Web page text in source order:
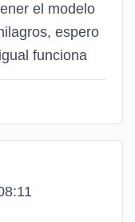
el modelo
espero
funciona